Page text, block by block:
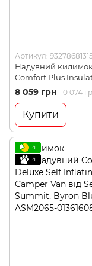
Артикул:
Надувний килимок
Comfort Plus
2020, 183х55х6.3см,
Sea to Summit (STS
AMCPINS_R)
8 059 грн 10 074
Купити
4
4